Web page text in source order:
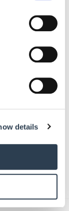
location
it for
is processed
our traffic.
from your use
details